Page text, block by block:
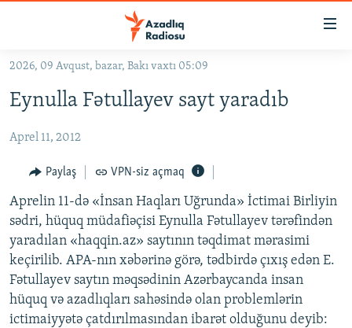
Əsas
qayıt
naviqasiyaya
Axtarışa
keç
#İZAHLA
KORRUPSIOMETR
#ƏSLINDƏ
FƏRQƏ BAX
QANUNI DOĞRU
ARAŞDIRMA
MULTIMEDIA
VIDEO
RADIO ARXIV
2026, 09 Avqust, bazar, Bakı vaxtı 05:09
Eynulla Fətullayev sayt yaradıb
Aprel 11, 2012
Paylaş VPN-siz açmaq
Aprelin 11-də «İnsan Haqları Uğrunda» İctimai Birliyin
sədri, hüquq müdafiəçisi Eynulla Fətullayev tərəfindən
yaradılan «haqqin.az» saytının təqdimat mərasimi
keçirilib. APA-nın xəbərinə görə, tədbirdə çıxış edən E.
Fətullayev saytın məqsədinin Azərbaycanda insan
hüquq və azadlıqları sahəsində olan problemlərin
ictimaiyyətə çatdırılmasından ibarət olduğunu deyib: